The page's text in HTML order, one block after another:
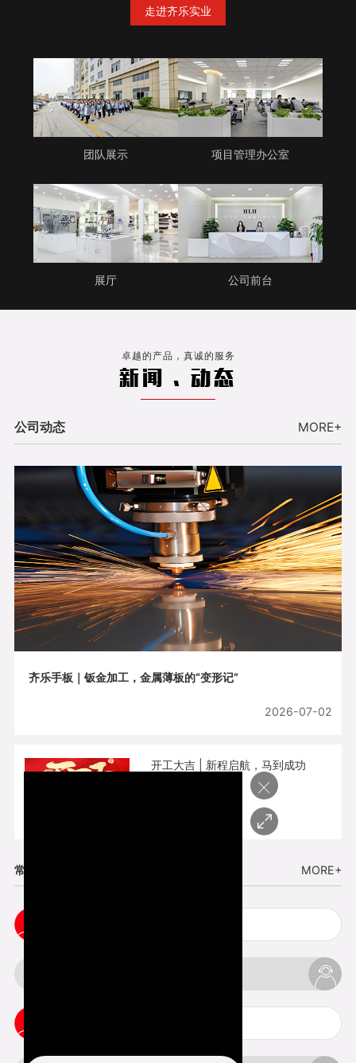
走进齐乐实业
团队展示 项目管理办公室
展厅 公司前台
卓越的产品，真诚的服务
新闻 . 动态
公司动态 MORE+
齐乐手板｜钣金加工，金属薄板的“变形记”
2026-07-02
开工大吉 | 新程启航，马到成功
常见问题 MORE+
×